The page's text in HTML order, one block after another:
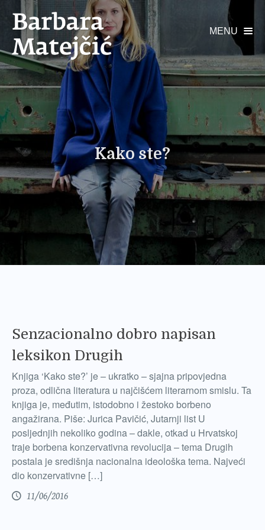
MENU 
Kako ste?
Senzacionalno dobro napisan
leksikon Drugih
Knjiga ‘Kako ste?’ je – ukratko – sjajna pripovjedna
proza, odlična literatura u najčišćem literarnom smislu. Ta
knjiga je, međutim, istodobno i žestoko borbeno
angažirana. Piše: Jurica Pavičić, Jutarnji list U
posljednjih nekoliko godina – dakle, otkad u Hrvatskoj
traje borbena konzervativna revolucija – tema Drugih
postala je središnja nacionalna ideološka tema. Najveći
dio konzervativne […]
11/06/2016